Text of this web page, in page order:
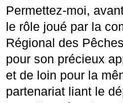
Permettez-moi,
le rôle joué par la
Régional des
pour son précieux
et de loin pour la
partenariat liant le